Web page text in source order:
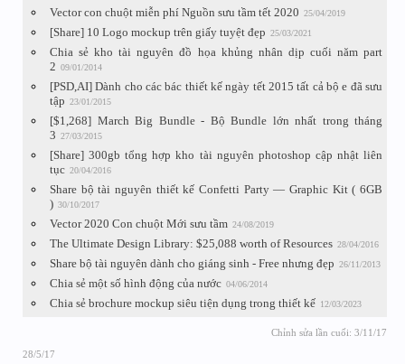
Vector con chuột miễn phí Nguồn sưu tầm tết 2020 25/04/2019
[Share] 10 Logo mockup trên giấy tuyệt đẹp 25/03/2021
Chia sẻ kho tài nguyên đồ họa khủng nhân dịp cuối năm part
2 09/01/2014
[PSD,AI] Dành cho các bác thiết kế ngày tết 2015 tất cả bộ e đã sưu
tập 23/01/2015
[$1,268] March Big Bundle - Bộ Bundle lớn nhất trong tháng
3 27/03/2015
[Share] 300gb tổng hợp kho tài nguyên photoshop cập nhật liên
tục 20/04/2016
Share bộ tài nguyên thiết kế Confetti Party — Graphic Kit ( 6GB
) 30/10/2017
Vector 2020 Con chuột Mới sưu tầm 24/08/2019
The Ultimate Design Library: $25,088 worth of Resources 28/04/2016
Share bộ tài nguyên dành cho giáng sinh - Free nhưng đẹp 26/11/2013
Chia sẻ một số hình động của nước 04/06/2014
Chia sẻ brochure mockup siêu tiện dụng trong thiết kế 12/03/2023
Chỉnh sửa lần cuối: 3/11/17
28/5/17